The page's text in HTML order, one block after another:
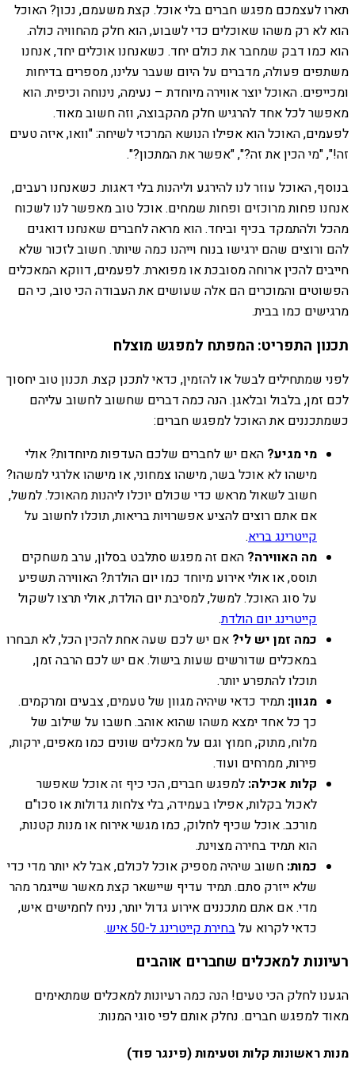
תארו לעצמכם מפגש חברים בלי אוכל. קצת משעמם, נכון? האוכל
הוא לא רק משהו שאוכלים כדי לשבוע, הוא חלק מהחוויה כולה.
הוא כמו דבק שמחבר את כולם יחד. כשאנחנו אוכלים יחד, אנחנו
משתפים פעולה, מדברים על היום שעבר עלינו, מספרים בדיחות
ומכייפים. האוכל יוצר אווירה מיוחדת – נעימה, נינוחה וכיפית. הוא
מאפשר לכל אחד להרגיש חלק מהקבוצה, וזה חשוב מאוד.
לפעמים, האוכל הוא אפילו הנושא המרכזי לשיחה: "וואו, איזה טעים
זה!", "מי הכין את זה?", "אפשר את המתכון?".
בנוסף, האוכל עוזר לנו להירגע וליהנות בלי דאגות. כשאנחנו רעבים,
אנחנו פחות מרוכזים ופחות שמחים. אוכל טוב מאפשר לנו לשכוח
מהכל ולהתמקד בכיף וביחד. הוא מראה לחברים שאנחנו דואגים
להם ורוצים שהם ירגישו בנוח וייהנו כמה שיותר. חשוב לזכור שלא
חייבים להכין ארוחה מסובכת או מפוארת. לפעמים, דווקא המאכלים
הפשוטים והמוכרים הם אלה שעושים את העבודה הכי טוב, כי הם
מרגישים כמו בבית.
תכנון התפריט: המפתח למפגש מוצלח
לפני שמתחילים לבשל או להזמין, כדאי לתכנן קצת. תכנון טוב יחסוך
לכם זמן, בלבול ובלאגן. הנה כמה דברים שחשוב לחשוב עליהם
כשמתכננים את האוכל למפגש חברים:
מי מגיע? האם יש לחברים שלכם העדפות מיוחדות? אולי
מישהו לא אוכל בשר, מישהו צמחוני, או מישהו אלרגי למשהו?
חשוב לשאול מראש כדי שכולם יוכלו ליהנות מהאוכל. למשל,
אם אתם רוצים להציע אפשרויות בריאות, תוכלו לחשוב על
קייטרינג בריא.
מה האווירה? האם זה מפגש סתלבט בסלון, ערב משחקים
תוסס, או אולי אירוע מיוחד כמו יום הולדת? האווירה תשפיע
על סוג האוכל. למשל, למסיבת יום הולדת, אולי תרצו לשקול
קייטרינג יום הולדת.
כמה זמן יש לי? אם יש לכם שעה אחת להכין הכל, לא תבחרו
במאכלים שדורשים שעות בישול. אם יש לכם הרבה זמן,
תוכלו להתפרע יותר.
מגוון: תמיד כדאי שיהיה מגוון של טעמים, צבעים ומרקמים.
כך כל אחד ימצא משהו שהוא אוהב. חשבו על שילוב של
מלוח, מתוק, חמוץ וגם על מאכלים שונים כמו מאפים, ירקות,
פירות, ממרחים ועוד.
קלות אכילה: למפגש חברים, הכי כיף זה אוכל שאפשר
לאכול בקלות, אפילו בעמידה, בלי צלחות גדולות או סכו"ם
מורכב. אוכל שכיף לחלוק, כמו מגשי אירוח או מנות קטנות,
הוא תמיד בחירה מצוינת.
כמות: חשוב שיהיה מספיק אוכל לכולם, אבל לא יותר מדי כדי
שלא ייזרק סתם. תמיד עדיף שיישאר קצת מאשר שייגמר מהר
מדי. אם אתם מתכננים אירוע גדול יותר, נניח לחמישים איש,
כדאי לקרוא עלבחירת קייטרינג ל-50 איש .
רעיונות למאכלים שחברים אוהבים
הגענו לחלק הכי טעים! הנה כמה רעיונות למאכלים שמתאימים
מאוד למפגש חברים. נחלק אותם לפי סוגי המנות:
מנות ראשונות קלות וטעימות (פינגר פוד)